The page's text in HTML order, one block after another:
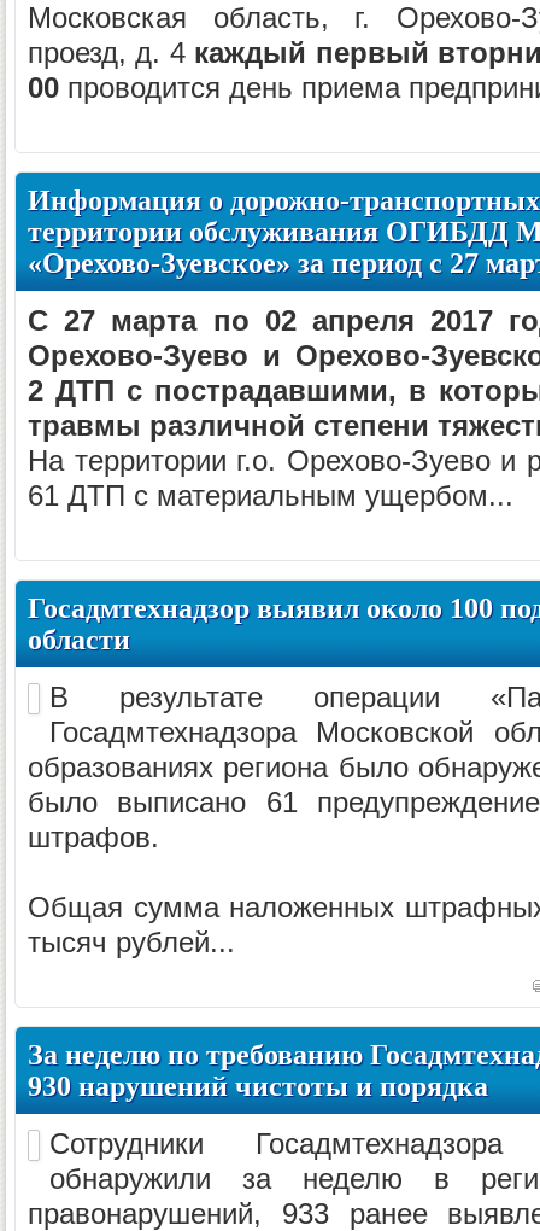
Московская область, г. Орехово-
проезд, д. 4 каждый первый
00 проводится день приема
Информация о дорожно-
территории обслуживания ОГИБДД
«Орехово-Зуевское» за период с 27
С 27 марта по 02 апреля 2017
Орехово-Зуево и Орехово-
2 ДТП с пострадавшими, в
травмы различной степени
На территории г.о. Орехово-Зуево и
61 ДТП с материальным ущербом...
Госадмтехнадзор выявил около 100
области
В результате операции
Госадмтехнадзора Московской
образованиях региона было
было выписано 61
штрафов.
Общая сумма наложенных штрафных
тысяч рублей...
За неделю по требованию
930 нарушений чистоты и порядка
Сотрудники
обнаружили за неделю в
правонарушений, 933 ранее